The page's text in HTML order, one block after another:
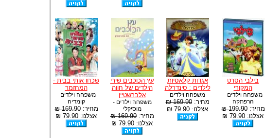
בילבי הסרט
המקורי
משפחה וילדים -
הרפתקה
מחיר:199.90 ₪
אצלנו: 79.90 ₪
אגדות קלאסיות
לילדים : סינדרלה
משפחה וילדים
מחיר:169.90 ₪
אצלנו: 79.90 ₪
עץ הכוכבים שירי
הילדים של חווה
אלברשטיין
משפחה וילדים -
מוסיקלי
מחיר:169.90 ₪
אצלנו: 79.90 ₪
שכחו אותי בבית -
המחזמר
משפחה וילדים -
קומדיה
מחיר:169.90 ₪
אצלנו: 79.90 ₪